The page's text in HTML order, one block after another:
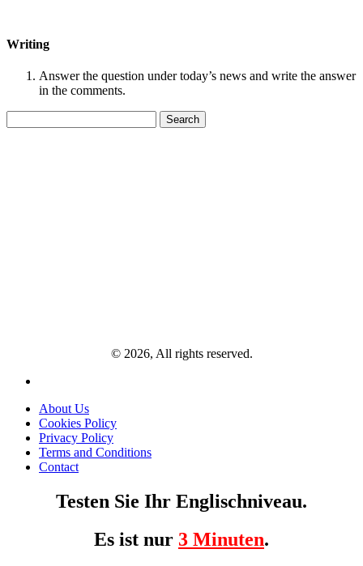
Writing
Answer the question under today’s news and write the answer
in the comments.
for:
© 2026, All rights reserved.
About Us
Cookies Policy
Privacy Policy
Terms and Conditions
Contact
Testen Sie Ihr Englischniveau.
Es ist nur 3 Minuten.